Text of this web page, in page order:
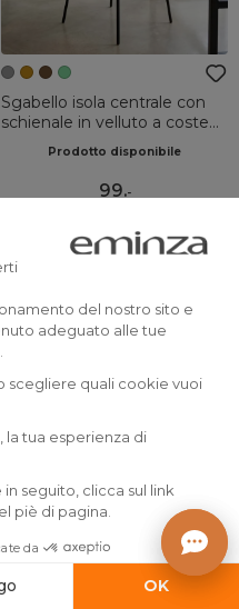
Sgabello isola centrale con
schienale in velluto a coste
Grigio acciaio
Prodotto disponibile
99.-
Aggiungo al carrello
Quantità di2
Set di 2 sgabelli da bar con